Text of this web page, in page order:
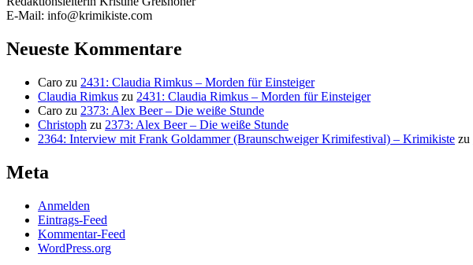
E-Mail: info@krimikiste.com
Neueste Kommentare
Caro zu 2431: Claudia Rimkus – Morden für Einsteiger
Claudia Rimkus zu 2431: Claudia Rimkus – Morden für Einsteiger
Caro zu 2373: Alex Beer – Die weiße Stunde
Christoph zu 2373: Alex Beer – Die weiße Stunde
2364: Interview mit Frank Goldammer (Braunschweiger Krimifestival) – Krimikiste zu
Meta
Anmelden
Eintrags-Feed
Kommentar-Feed
WordPress.org